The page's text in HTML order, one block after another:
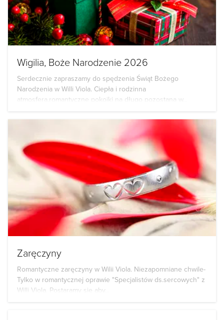
Wigilia, Boże Narodzenie 2026
Serdecznie zapraszamy do spędzenia Świąt Bożego
Narodzenia w Willi Viola. Ciepła i rodzinna
atmosfera,romantyczne pokoiki na długo pozostaną w...
Zaręczyny
Romantyczne zaręczyny w Wilii Viola. Niezapomniane chwile-
Tylko w romantycznej oprawie "Specjalistów ds.sercowych" z
Willi Viola. Postaramy się aby...